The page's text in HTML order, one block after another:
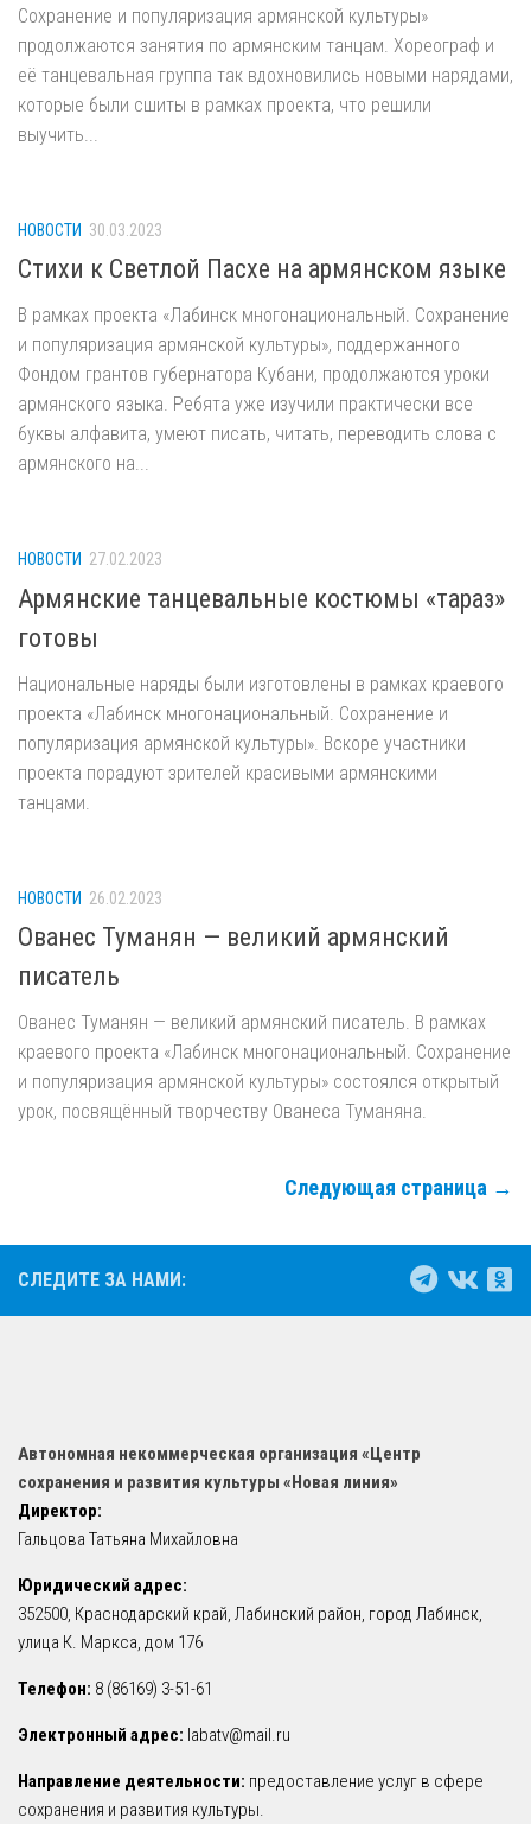
Сохранение и популяризация армянской культуры»
продолжаются занятия по армянским танцам. Хореограф и
её танцевальная группа так вдохновились новыми нарядами,
которые были сшиты в рамках проекта, что решили
выучить...
НОВОСТИ 30.03.2023
Стихи к Светлой Пасхе на армянском языке
В рамках проекта «Лабинск многонациональный. Сохранение
и популяризация армянской культуры», поддержанного
Фондом грантов губернатора Кубани, продолжаются уроки
армянского языка. Ребята уже изучили практически все
буквы алфавита, умеют писать, читать, переводить слова с
армянского на...
НОВОСТИ 27.02.2023
Армянские танцевальные костюмы «тараз»
готовы
Национальные наряды были изготовлены в рамках краевого
проекта «Лабинск многонациональный. Сохранение и
популяризация армянской культуры». Вскоре участники
проекта порадуют зрителей красивыми армянскими
танцами.
НОВОСТИ 26.02.2023
Ованес Туманян — великий армянский
писатель
Ованес Туманян — великий армянский писатель. В рамках
краевого проекта «Лабинск многонациональный. Сохранение
и популяризация армянской культуры» состоялся открытый
урок, посвящённый творчеству Ованеса Туманяна.
Следующая страница →
СЛЕДИТЕ ЗА НАМИ:
Автономная некоммерческая организация «Центр
сохранения и развития культуры «Новая линия»
Директор:
Гальцова Татьяна Михайловна
Юридический адрес:
352500, Краснодарский край, Лабинский район, город Лабинск,
улица К. Маркса, дом 176
Телефон: 8 (86169) 3-51-61
Электронный адрес: labatv@mail.ru
Направление деятельности: предоставление услуг в сфере
сохранения и развития культуры.